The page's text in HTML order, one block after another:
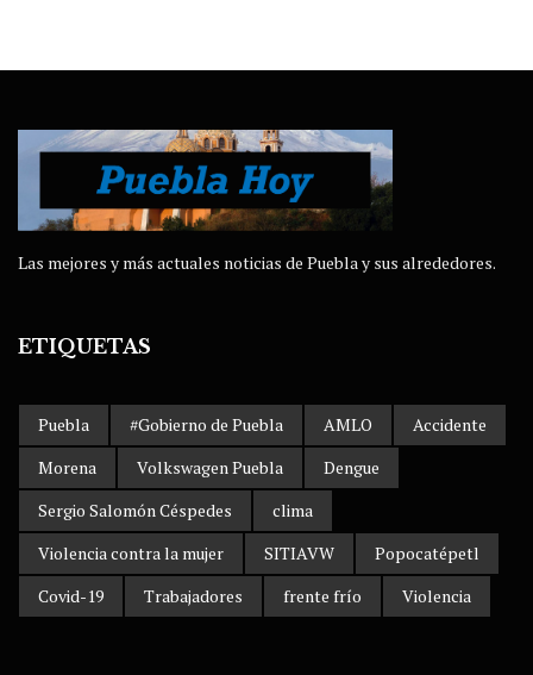
Las mejores y más actuales noticias de Puebla y sus alrededores.
ETIQUETAS
Puebla #Gobierno de Puebla AMLO
Accidente
Morena
Volkswagen Puebla
Dengue
Sergio Salomón Céspedes
clima
Violencia contra la mujer
SITIAVW
Popocatépetl
Covid-19
Trabajadores frente frío Violencia